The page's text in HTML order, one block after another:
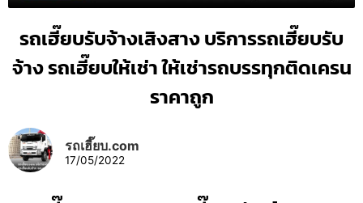
รถเฮี๊ยบรับจ้างเสิงสาง บริการรถเฮี๊ยบรับ
จ้าง รถเฮี๊ยบให้เช่า ให้เช่ารถบรรทุกติดเครน
ราคาถูก
รถเฮี๊ยบ.com
17/05/2022